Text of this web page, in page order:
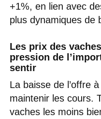
+1%, en lien avec
plus dynamiques de
Les prix des
pression de
sentir
La baisse de l’offre
maintenir les cours.
vaches les moins